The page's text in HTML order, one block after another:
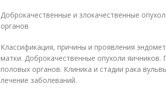
Доброкачественные и злокачественные
органов
Классификация, причины и проявления
матки. Доброкачественные опухоли
половых органов. Клиника и стадии рака
лечение заболеваний.